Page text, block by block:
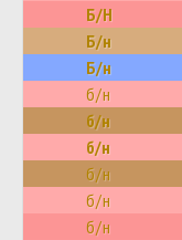
Б/Н
Б/н
Б/н
б/н
б/н
б/н
б/н
б/н
б/н